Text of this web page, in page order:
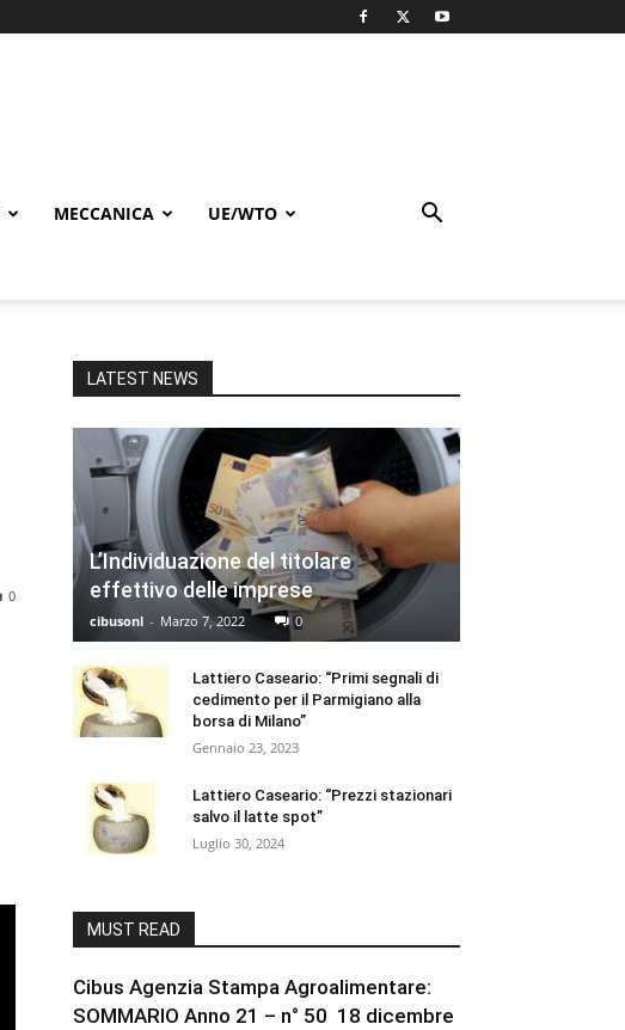
MECCANICA UE/WTO
0
LATEST NEWS
L’Individuazione del titolare
effettivo delle imprese
cibusonl - Marzo 7, 2022 0
Lattiero Caseario: “Primi segnali di
cedimento per il Parmigiano alla
borsa di Milano”
Gennaio 23, 2023
Lattiero Caseario: “Prezzi stazionari
salvo il latte spot”
Luglio 30, 2024
MUST READ
Cibus Agenzia Stampa Agroalimentare:
SOMMARIO Anno 21 – n° 50 18 dicembre